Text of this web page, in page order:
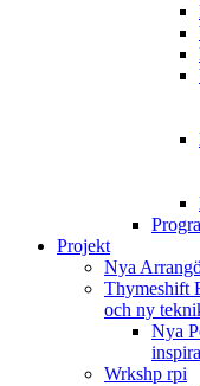
Projekt
Nya
Thymeshift
och ny
Nya
Wrkshp rpi